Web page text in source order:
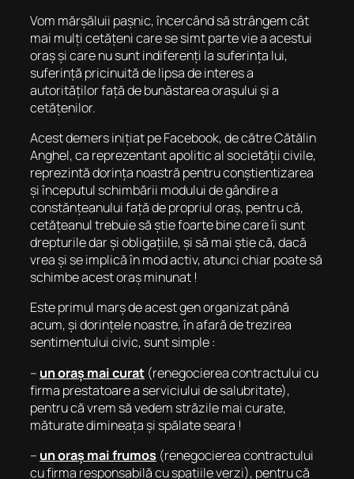
Vom mărșăluii pașnic, încercând să strângem cât
mai mulți cetățeni care se simt parte vie a acestui
oraș și care nu sunt indiferenți la suferința lui,
suferință pricinuită de lipsa de interes a
autorităților față de bunăstarea orașului și a
cetățenilor.
Acest demers inițiat pe Facebook, de către Cătălin
Anghel, ca reprezentant apolitic al societății civile,
reprezintă dorința noastră pentru conștientizarea
și începutul schimbării modului de gândire a
constănțeanului față de propriul oraș, pentru că,
cetățeanul trebuie să știe foarte bine care îi sunt
drepturile dar și obligațiile, și să mai știe că, dacă
vrea și se implică în mod activ, atunci chiar poate să
schimbe acest oraș minunat !
Este primul marș de acest gen organizat până
acum, și dorințele noastre, în afară de trezirea
sentimentului civic, sunt simple :
– un oraș mai curat (renegocierea contractului cu
firma prestatoare a serviciului de salubritate),
pentru că vrem să vedem străzile mai curate,
măturate dimineața și spălate seara !
– un oraș mai frumos (renegocierea contractului
cu firma responsabilă cu spațiile verzi), pentru că